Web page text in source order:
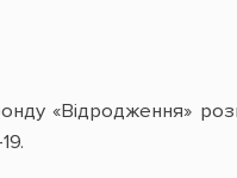
«Відродження»